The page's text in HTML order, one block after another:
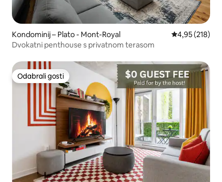
Kondominij – Plato - Mont-Royal Prosječna
4,95 (218)
Dvokatni penthouse s privatnom terasom
Odabrali gosti
Odabrali gosti